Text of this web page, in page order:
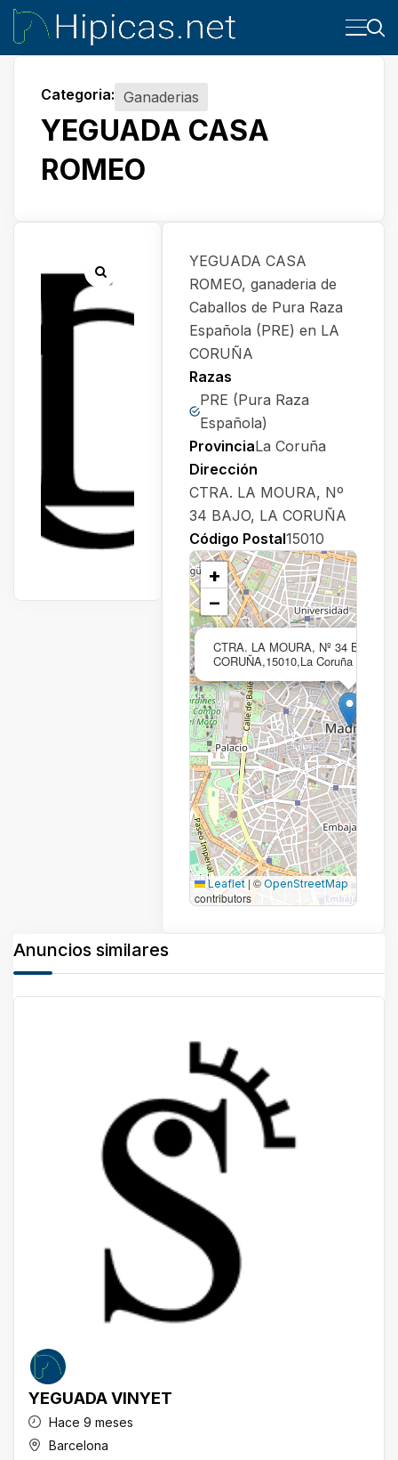
Categoria: Ganaderias
YEGUADA CASA
ROMEO
YEGUADA CASA
ROMEO, ganaderia de
Caballos de Pura Raza
Española (PRE) en LA
CORUÑA
Razas
PRE (Pura Raza
Española)
ProvinciaLa Coruña
Dirección
CTRA. LA MOURA, Nº
34 BAJO, LA CORUÑA
Código Postal15010
CTRA. LA MOURA, Nº 34 BAJO,
CORUÑA,15010,La Coruña
+
−
Leaflet |©OpenStreetMap
contributors
Anuncios similares
YEGUADA VINYET
Hace 9 meses
Barcelona